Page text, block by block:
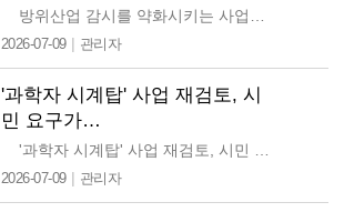
2026-07-09| 관리자
'과학자 시계탑' 사업 재검토, 시
민 요구가…
2026-07-09| 관리자